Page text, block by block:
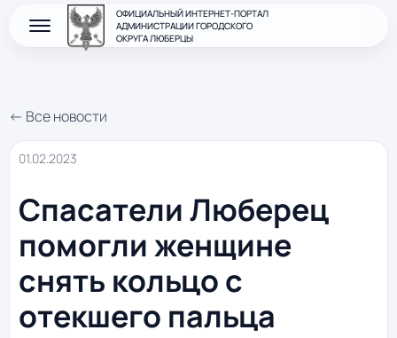
ОФИЦИАЛЬНЫЙ ИНТЕРНЕТ-ПОРТАЛ
АДМИНИСТРАЦИИ ГОРОДСКОГО
ОКРУГА ЛЮБЕРЦЫ
← Все новости
01.02.2023
Спасатели Люберец
помогли женщине
снять кольцо с
отекшего пальца